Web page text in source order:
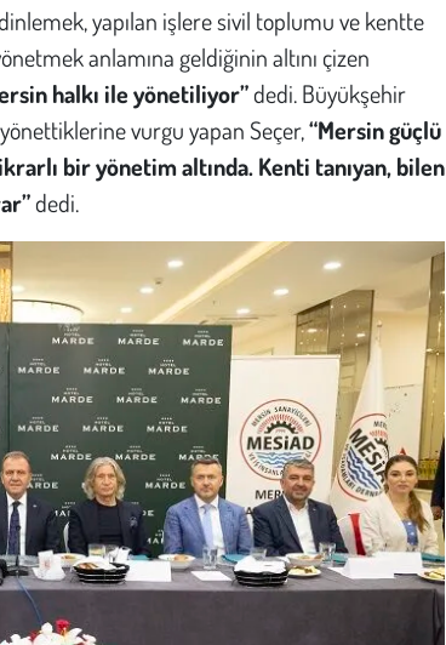
yapılan işlere sivil toplumu ve kentte
anlamına geldiğinin altını çizen
halkı ile yönetiliyor”dedi. Büyükşehir
vurgu yapan Seçer,“Mersin güçlü
bir yönetim altında. Kenti tanıyan, bilen
dedi.